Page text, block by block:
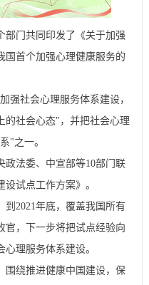
部门共同印发了《关于加强
国首个加强心理健康服务的
强社会心理服务体系建设，
的社会心态"，并把社会心理
"之一。
政法委、中宣部等10部门联
试点工作方案》。
到2021年底，覆盖我国所有
官，下一步将把试点经验向
理服务体系建设。
围绕推进健康中国建设，保